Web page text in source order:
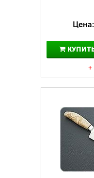
Цена:
+